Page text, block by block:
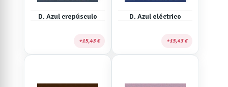
D. Azul crepúsculo
15,43 €
D. Azul eléctrico
15,43 €